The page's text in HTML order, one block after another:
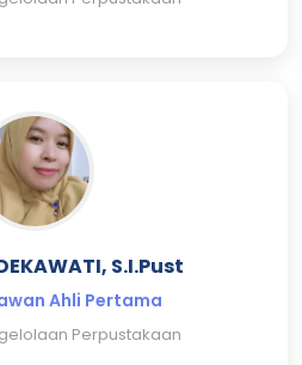
S.I.Pust
Ahli Pertama
Perpustakaan